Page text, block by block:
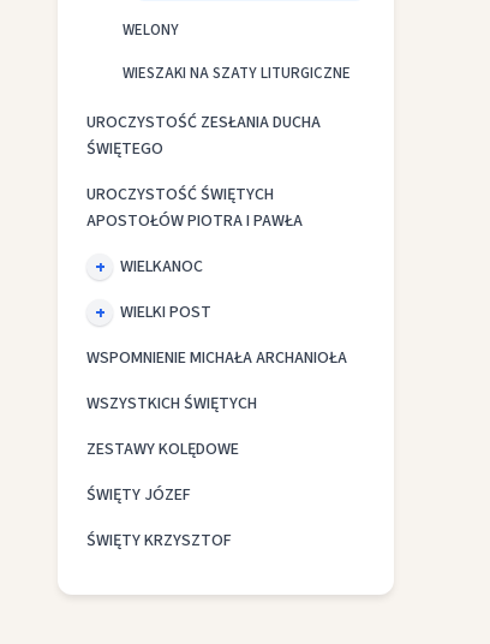
WELONY
WIESZAKI NA SZATY LITURGICZNE
UROCZYSTOŚĆ ZESŁANIA DUCHA
ŚWIĘTEGO
UROCZYSTOŚĆ ŚWIĘTYCH
APOSTOŁÓW PIOTRA I PAWŁA
WIELKANOC
WIELKI POST
WSPOMNIENIE MICHAŁA ARCHANIOŁA
WSZYSTKICH ŚWIĘTYCH
ZESTAWY KOLĘDOWE
ŚWIĘTY JÓZEF
ŚWIĘTY KRZYSZTOF